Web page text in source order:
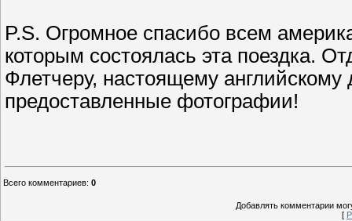
P.S. Огромное спасибо всем
которым состоялась эта поездка.
Флетчеру, настоящему
предоставленные фотографии!
Всего комментариев: 0
Добавлять комментарии
[